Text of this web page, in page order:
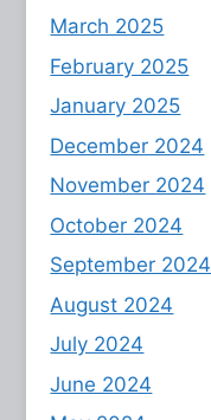
March 2025
February 2025
January 2025
December 2024
November 2024
October 2024
September 2024
August 2024
July 2024
June 2024